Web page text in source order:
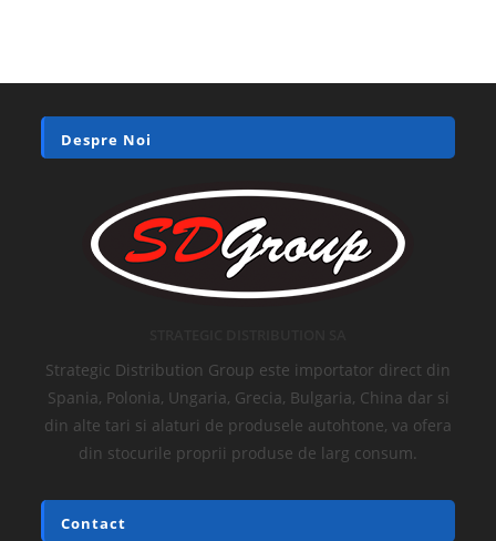
Despre Noi
Strategic Distribution Group este importator direct din
Spania, Polonia, Ungaria, Grecia, Bulgaria, China dar si
din alte tari si alaturi de produsele autohtone, va ofera
din stocurile proprii produse de larg consum.
Contact